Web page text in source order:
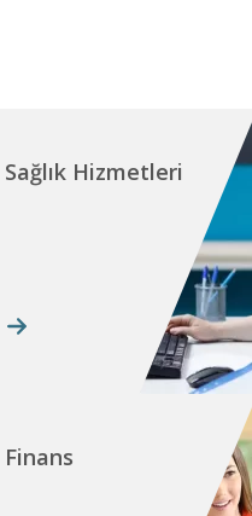
Sağlık Hizmetleri
Finans